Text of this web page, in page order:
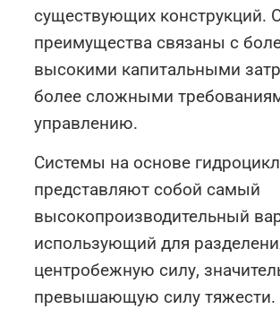
существующих конструкций.
преимущества связаны с
высокими капитальными
более сложными
управлению.
Системы на основе
представляют собой самый
высокопроизводительный
использующий для
центробежную силу,
превышающую силу тяжести.